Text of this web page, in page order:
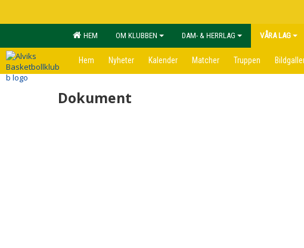
HEM OM KLUBBEN DAM- & HERRLAG VÅRA LAG
Hem Nyheter Kalender Matcher Truppen
Dokument